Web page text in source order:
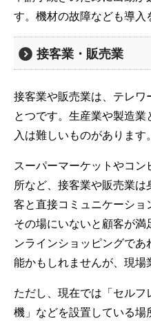
す。機材の故障なども導入
接客業・販売業
接客業や販売業は、テレ
とつです。生産業や製造
入は難しいものがあります。
スーパーマーケットやコ
所など、接客業や販売業
客と直接コミュニケーショ
その場にいないと顧客が
ンラインショッピングで
能かもしれませんが、現場
ただし、現在では「セル
機」などを設置している